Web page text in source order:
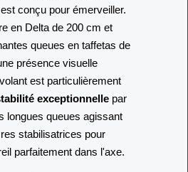
est conçu pour émerveiller.
en Delta de 200 cm et
queues en taffetas de
présence visuelle
est particulièrement
exceptionnelle par
longues queues agissant
stabilisatrices pour
parfaitement dans l'axe.